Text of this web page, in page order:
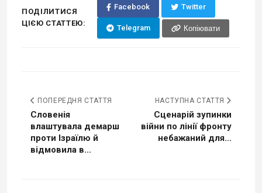
ПОДІЛИТИСЯ
ЦІЄЮ СТАТТЕЮ:
Facebook Twitter
Telegram Копіювати
ПОПЕРЕДНЯ СТАТТЯ
Словенія
влаштувала демарш
проти Ізраїлю й
відмовила в...
НАСТУПНА СТАТТЯ
Сценарій зупинки
війни по лінії фронту
небажаний для...